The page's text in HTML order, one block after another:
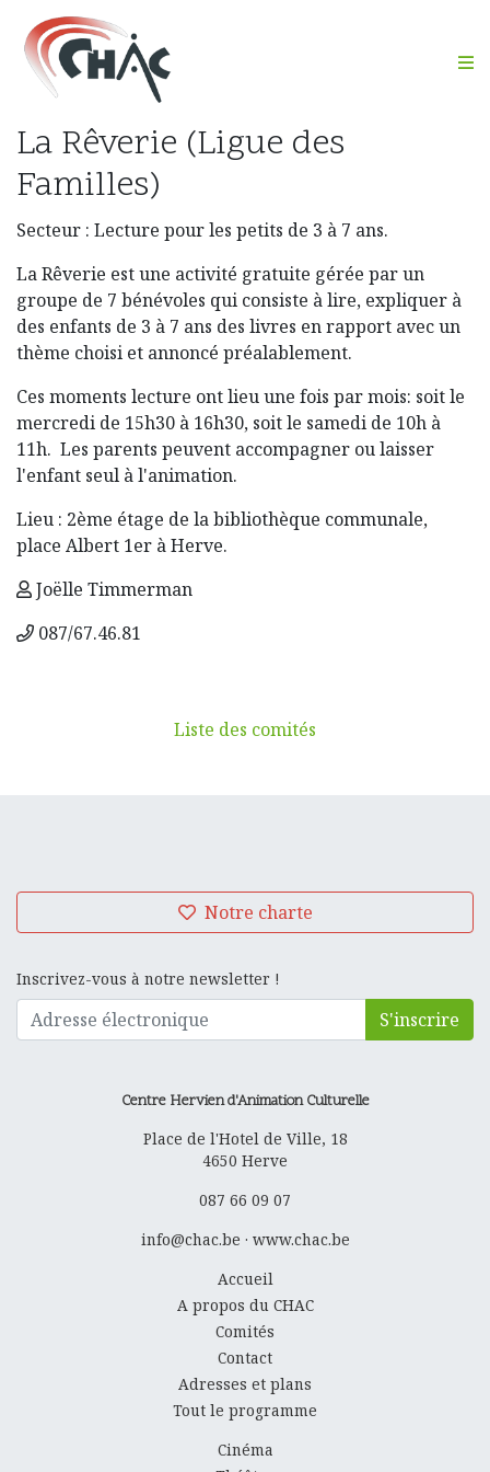
La Rêverie (Ligue des
Familles)
Secteur : Lecture pour les petits de 3 à 7 ans.
La Rêverie est une activité gratuite gérée par un
groupe de 7 bénévoles qui consiste à lire, expliquer à
des enfants de 3 à 7 ans des livres en rapport avec un
thème choisi et annoncé préalablement.
Ces moments lecture ont lieu une fois par mois: soit le
mercredi de 15h30 à 16h30, soit le samedi de 10h à
11h. Les parents peuvent accompagner ou laisser
l'enfant seul à l'animation.
Lieu : 2ème étage de la bibliothèque communale,
place Albert 1er à Herve.
Joëlle Timmerman
087/67.46.81
Liste des comités
Notre charte
Inscrivez-vous à notre newsletter !
S'inscrire
Centre Hervien d'Animation Culturelle
Place de l'Hotel de Ville, 18
4650 Herve
087 66 09 07
info@chac.be · www.chac.be
Accueil
A propos du CHAC
Comités
Contact
Adresses et plans
Tout le programme
Cinéma